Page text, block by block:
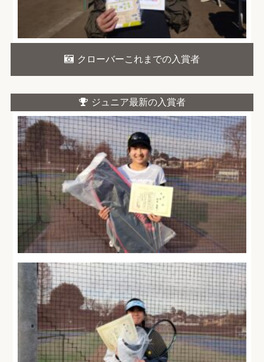
クローバーこれまでの入賞者
ジュニア最新の入賞者